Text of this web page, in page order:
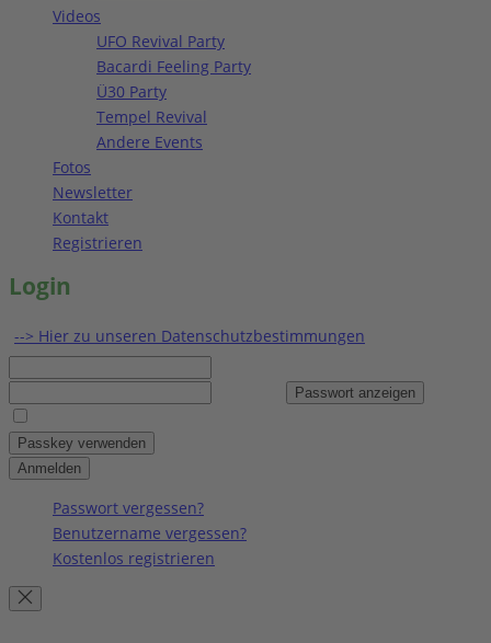
Videos
UFO Revival Party
Bacardi Feeling Party
Ü30 Party
Tempel Revival
Andere Events
Fotos
Newsletter
Kontakt
Registrieren
Login
--> Hier zu unseren Datenschutzbestimmungen
Passwort anzeigen
Passkey verwenden
Anmelden
Passwort vergessen?
Benutzername vergessen?
Kostenlos registrieren